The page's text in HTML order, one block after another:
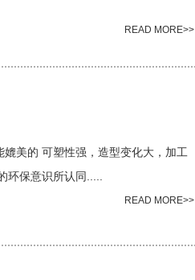
READ MORE>>
美的 可塑性强，造型变化大，加工
环保意识所认同.....
READ MORE>>